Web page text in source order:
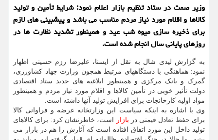
وزیر صمت در ستاد تنظیم بازار اعلام نمود: شرایط تأمین و تولید
کالاها و اقلام مورد نیاز مردم مناسب می باشد و پیشبینی های لازم
برای ذخیره سازی میوه شب عید و همینطور تشدید نظارت ها در
روزهای پایانی سال انجام شده است.
به گزارش لیدی شال به نقل از ایسنا، علیرضا رزم حسینی اظهار
نمود: هماهنگی با دستگاههای مرتبط همچون وزارت جهاد کشاورزی،
گمرک و بانک مرکزی و همینطور ابلاغیه های جدید ستاد اقتصادی
دولت تأثیر خوبی در تأمین کالاها و اقلام مورد نیاز مردم و همینطور
مواد اولیه کارخانجات برای افزایش تولید آنها داشته است.
وی با اشاره به اینکه سیاست این وزارتخانه عرضه و فراوانی کالا
برای حفظ تعادل قیمتی در بازار
است، خاطرنشان کرد: برای کالاهای
تولید داخل این مورد اتفاق افتاده است که آثارش را هم در بازار می